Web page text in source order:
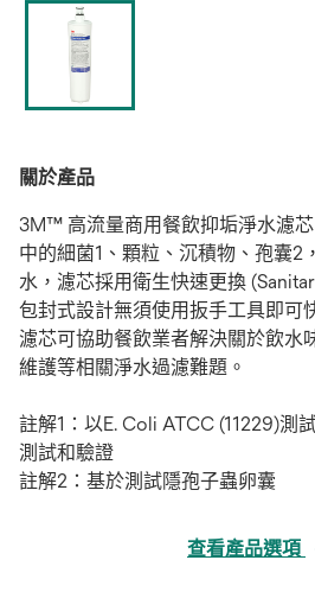
關於產品
3M™ 高流量商用餐飲抑垢淨水濾
中的細菌1、顆粒、沉積物、孢囊2
水，濾芯採用衛生快速更換
包封式設計無須使用扳手工具即可
濾芯可協助餐飲業者解決關於飲水
維護等相關淨水過濾難題。
註解1：以E. Coli ATCC (11229)測
測試和驗證
註解2：基於測試隱孢子蟲卵囊
查看產品選項